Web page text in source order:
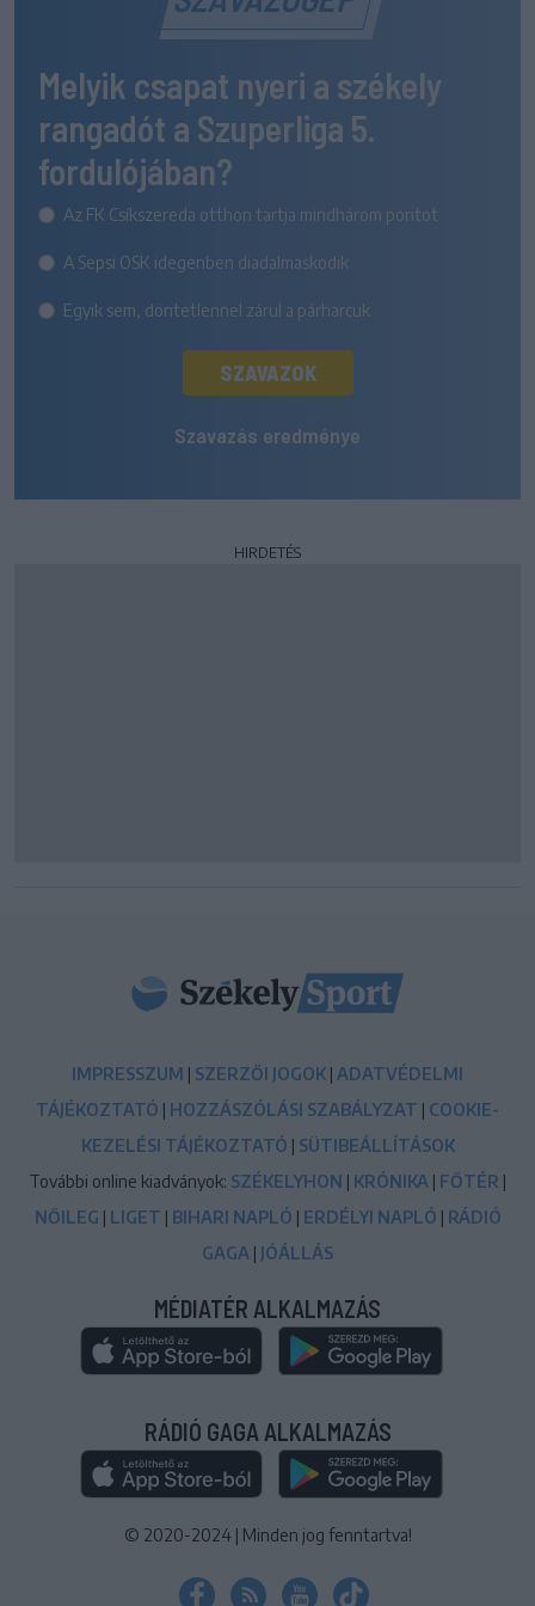
Melyik csapat nyeri a székely
rangadót a Szuperliga 5.
fordulójában?
Az FK Csíkszereda otthon tartja mindhárom pontot
A Sepsi OSK idegenben diadalmaskodik
Egyik sem, döntetlennel zárul a párharcuk
SZAVAZOK
Szavazás eredménye
HIRDETÉS
IMPRESSZUM | SZERZŐI JOGOK | ADATVÉDELMI
TÁJÉKOZTATÓ | HOZZÁSZÓLÁSI SZABÁLYZAT | COOKIE-
KEZELÉSI TÁJÉKOZTATÓ | SÜTIBEÁLLÍTÁSOK
További online kiadványok: SZÉKELYHON | KRÓNIKA | FŐTÉR |
NŐILEG | LIGET | BIHARI NAPLÓ | ERDÉLYI NAPLÓ | RÁDIÓ
GAGA | JÓÁLLÁS
MÉDIATÉR ALKALMAZÁS
RÁDIÓ GAGA ALKALMAZÁS
© 2020-2024 | Minden jog fenntartva!